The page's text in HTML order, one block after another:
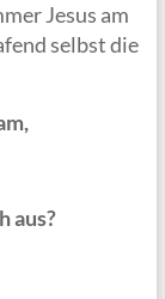
Jesus am
selbst die
aus?